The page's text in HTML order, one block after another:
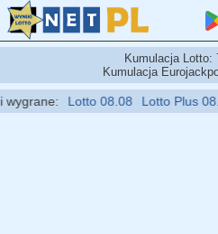
Kumulacja Lotto:
Kumulacja
Lotto 08.08 Lotto Plus 08.08